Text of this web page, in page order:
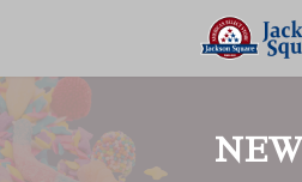
ツ
へ
ッ
プ
シ
ョ
移
動